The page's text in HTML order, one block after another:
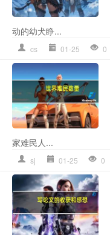
动的幼犬睁...
cs 01-25 0
家难民人...
sj 01-25 0